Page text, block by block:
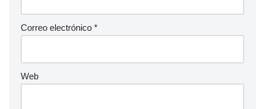
Correo electrónico *
Web